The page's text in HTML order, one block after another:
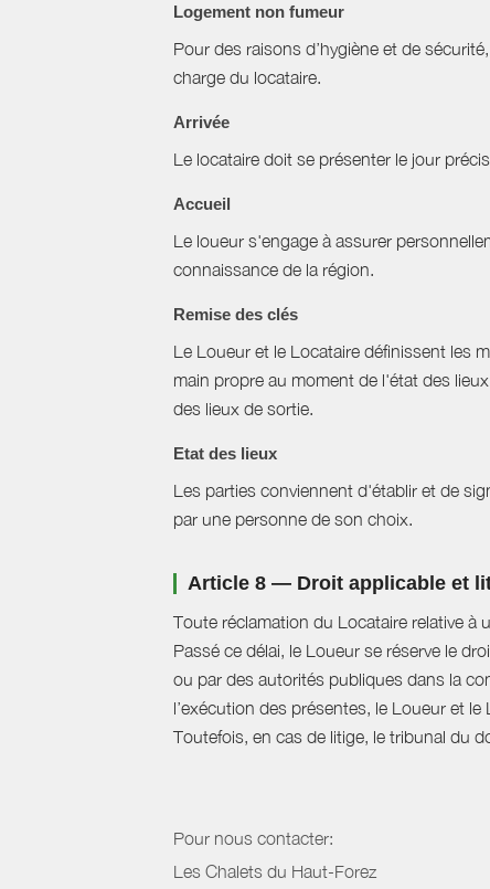
Logement non fumeur
Pour des raisons d’hygiène et de
charge du locataire.
Arrivée
Le locataire doit se présenter le jour
Accueil
Le loueur s'engage à assurer
connaissance de la région.
Remise des clés
Le Loueur et le Locataire définissent les
main propre au moment de l'état des
des lieux de sortie.
Etat des lieux
Les parties conviennent d'établir et de
par une personne de son choix.
Article 8 — Droit applicable et
Toute réclamation du Locataire relative à
Passé ce délai, le Loueur se réserve le
ou par des autorités publiques dans la
l’exécution des présentes, le Loueur et
Toutefois, en cas de litige, le tribunal du
Pour nous contacter:
Les Chalets du Haut-Forez